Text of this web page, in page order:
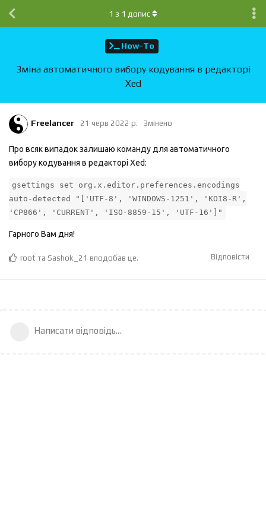
How-To
Зміна автоматичного вибору кодування в редакторі
Xed
1 з 1 допис
Freelancer 21 черв 2022 р. Змінено
Про всяк випадок залишаю команду для автоматичного
вибору кодування в редакторі Xed:
gsettings set org.x.editor.preferences.encodings
auto-detected "['UTF-8', 'WINDOWS-1251', 'KOI8-R',
'CP866', 'CURRENT', 'ISO-8859-15', 'UTF-16']"
Гарного Вам дня!
Відповісти
root та Sashok_21 вподобав це.
Написати відповідь...